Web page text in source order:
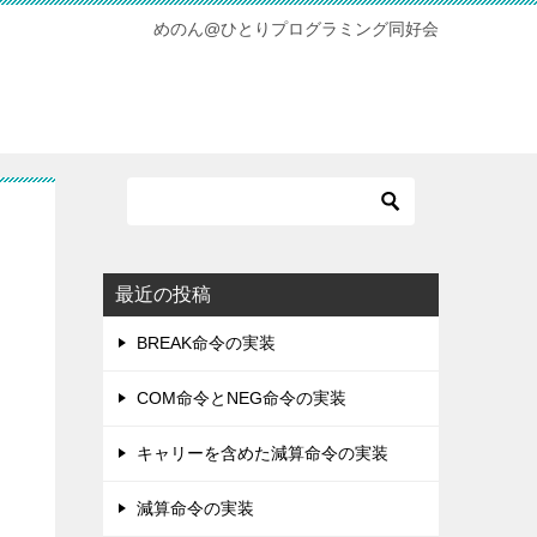
めのん@ひとりプログラミング同好会
最近の投稿
BREAK命令の実装
COM命令とNEG命令の実装
キャリーを含めた減算命令の実装
減算命令の実装